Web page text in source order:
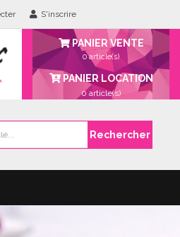
S'inscrire
PANIER VENTE
0 article(s)
PANIER LOCATION
0 article(s)
Rechercher